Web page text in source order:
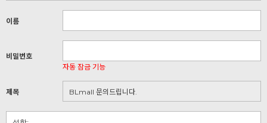
이름
비밀번호
자동 잠금 기능
제목